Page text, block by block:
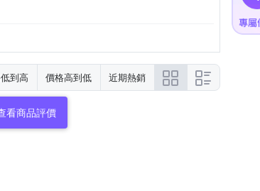
到高 價格高到低 近期熱銷
看商品評價